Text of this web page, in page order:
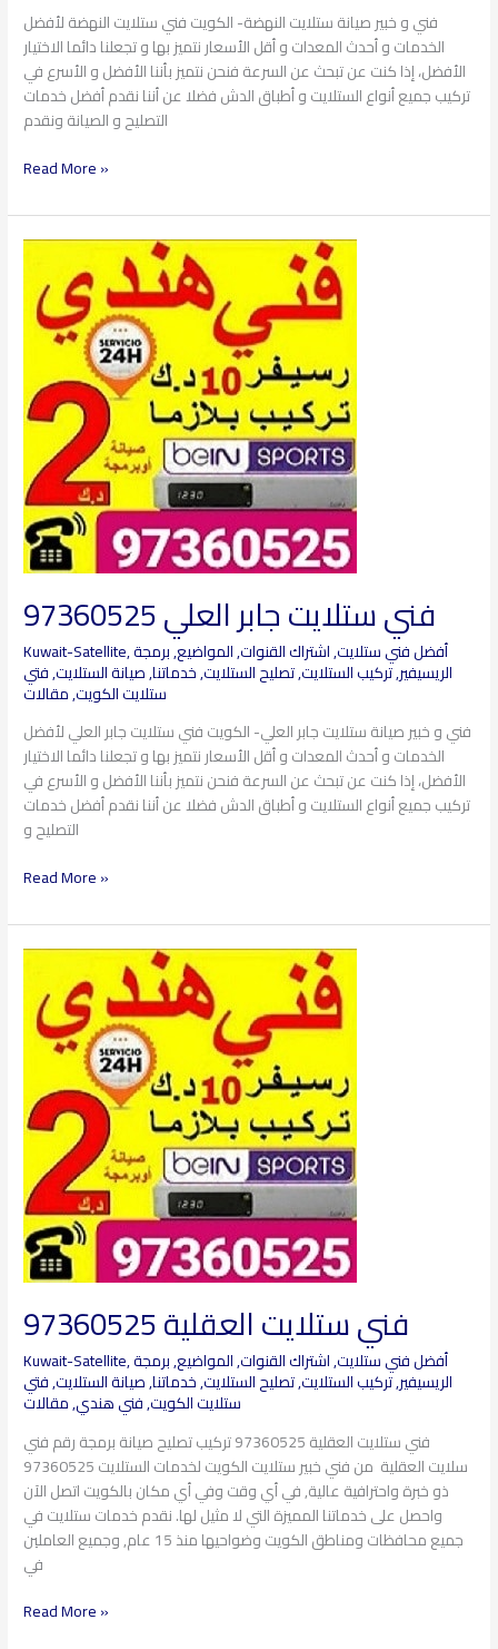
فني و خبير صيانة ستلايت النهضة- الكويت فني ستلايت النهضة لأفضل
الخدمات و أحدث المعدات و أقل الأسعار نتميز بها و تجعلنا دائما الاختيار
الأفضل، إذا كنت عن تبحث عن السرعة فنحن نتميز بأننا الأفضل و الأسرع في
تركيب جميع أنواع الستلايت و أطباق الدش فضلا عن أننا نقدم أفضل خدمات
التصليح و الصيانة ونقدم
Read More »
فني ستلايت جابر العلي 97360525
Kuwait-Satellite, أفضل فني ستلايت,اشتراك القنوات,المواضيع,برمجة
الريسيفير,تركيب الستلايت,تصليح الستلايت,خدماتنا,صيانة الستلايت,فتي
ستلايت الكويت,مقالات
فني و خبير صيانة ستلايت جابر العلي- الكويت فني ستلايت جابر العلي لأفضل
الخدمات و أحدث المعدات و أقل الأسعار نتميز بها و تجعلنا دائما الاختيار
الأفضل، إذا كنت عن تبحث عن السرعة فنحن نتميز بأننا الأفضل و الأسرع في
تركيب جميع أنواع الستلايت و أطباق الدش فضلا عن أننا نقدم أفضل خدمات
التصليح و
فني
ستلايت
جابر
العلي
97360525
Read More »
فني ستلايت العقلية​ 97360525
Kuwait-Satellite, أفضل فني ستلايت,اشتراك القنوات,المواضيع,برمجة
الريسيفير,تركيب الستلايت,تصليح الستلايت,خدماتنا,صيانة الستلايت,فتي
ستلايت الكويت,فني هندي,مقالات
فني ستلايت العقلية 97360525 تركيب تصليح صيانة برمجة رقم فني
سلايت العقلية من فني خبير ستلايت الكويت لخدمات الستلايت 97360525
ذو خبرة واحترافية عالية, في أي وقت وفي أي مكان بالكويت اتصل الآن
واحصل على خدماتنا المميزة التي لا مثيل لها. نقدم خدمات ستلايت في
جميع محافظات ومناطق الكويت وضواحيها منذ 15 عام, وجميع العاملين
في
فني
ستلايت
العقلية​
97360525
Read More »